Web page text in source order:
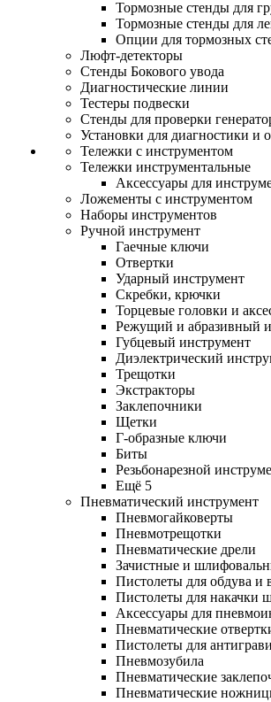
Тормозные стенды для
Тормозные стенды для
Опции для тормозных
Люфт-детекторы
Стенды Бокового увода
Диагностические линии
Тестеры подвески
Стенды для проверки
Установки для диагностики и
Тележки с инструментом
Тележки инструментальные
Аксессуары для
Ложементы с инструментом
Наборы инструментов
Ручной инструмент
Гаечные ключи
Отвертки
Ударный инструмент
Скребки, крючки
Торцевые головки и
Режущий и абразивный
Губцевый инструмент
Диэлектрический
Трещотки
Экстракторы
Заклепочники
Щетки
Г-образные ключи
Биты
Резьбонарезной
Ещё 5
Пневматический инструмент
Пневмогайковерты
Пневмотрещотки
Пневматические дрели
Зачистные и
Пистолеты для обдува и
Пистолеты для накачки
Аксессуары для
Пневматические
Пистолеты для
Пневмозубила
Пневматические
Пневматические